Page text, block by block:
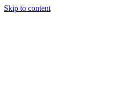
Skip to content